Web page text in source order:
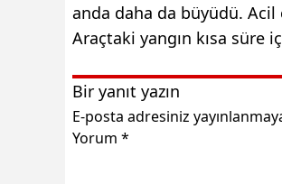
anda daha da büyüdü.
Araçtaki yangın kısa
Bir yanıt yazın
E-posta adresiniz
Yorum *